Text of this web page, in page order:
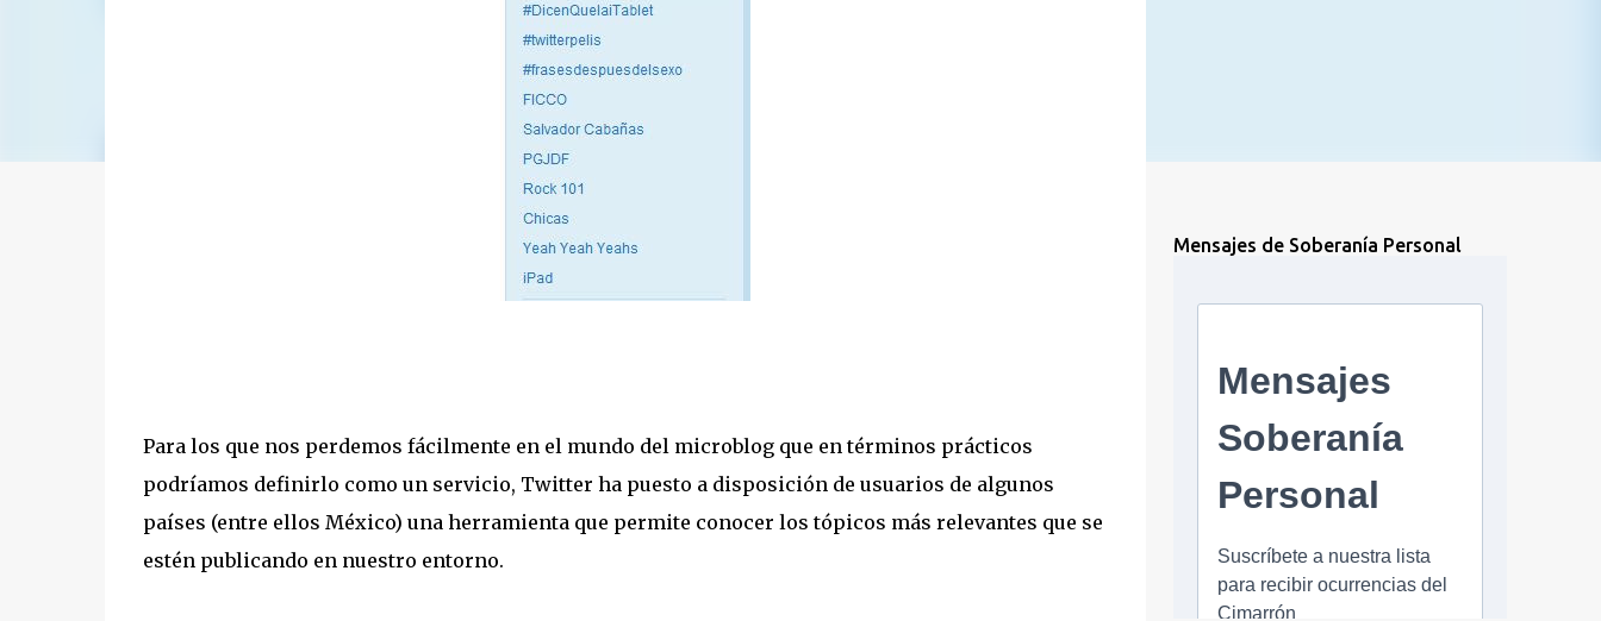
Para los que nos perdemos fácilmente en el mundo del microblog que en términos prácticos
podríamos definirlo como un servicio, Twitter ha puesto a disposición de usuarios de algunos
países (entre ellos México) una herramienta que permite conocer los tópicos más relevantes que se
estén publicando en nuestro entorno.
Mensajes de Soberanía Personal